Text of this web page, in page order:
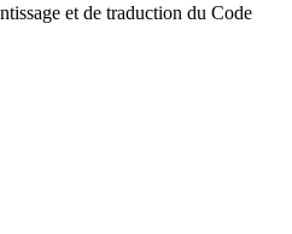
et de traduction du Code